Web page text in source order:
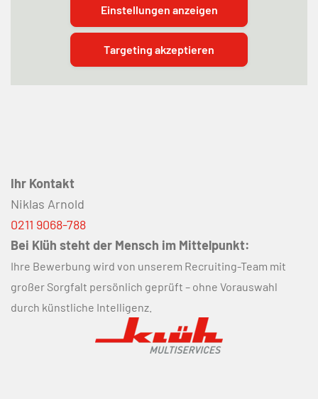
Einstellungen anzeigen
Targeting akzeptieren
Ihr Kontakt
Niklas Arnold
0211 9068-788
Bei Klüh steht der Mensch im Mittelpunkt:
Ihre Bewerbung wird von unserem Recruiting-Team mit
großer Sorgfalt persönlich geprüft – ohne Vorauswahl
durch künstliche Intelligenz.